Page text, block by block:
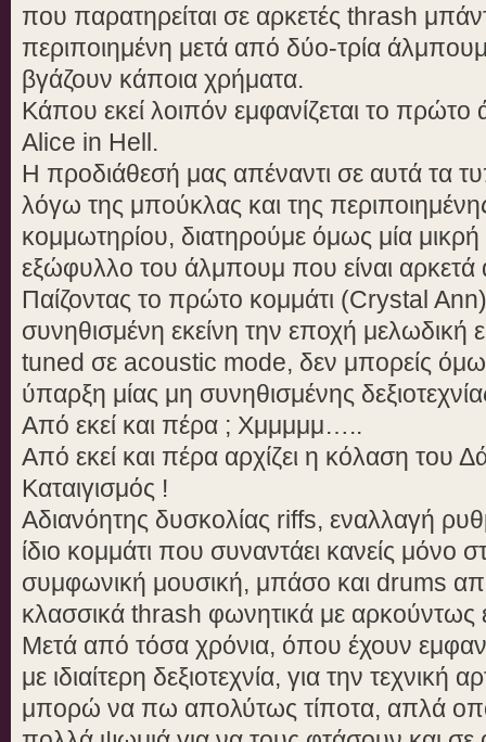
που παρατηρείται σε αρκετές thrash
περιποιημένη μετά από δύο-τρία
βγάζουν κάποια χρήματα.
Κάπου εκεί λοιπόν εμφανίζεται το
Alice in Hell.
Η προδιάθεσή μας απέναντι σε αυτά τα
λόγω της μπούκλας και της
κομμωτηρίου, διατηρούμε όμως μία
εξώφυλλο του άλμπουμ που είναι αρκετά
Παίζοντας το πρώτο κομμάτι (Crystal
συνηθισμένη εκείνη την εποχή μελωδική
tuned σε acoustic mode, δεν μπορείς
ύπαρξη μίας μη συνηθισμένης
Από εκεί και πέρα ; Χμμμμμ…..
Από εκεί και πέρα αρχίζει η κόλαση του
Καταιγισμός !
Αδιανόητης δυσκολίας riffs, εναλλαγή
ίδιο κομμάτι που συναντάει κανείς μόνο
συμφωνική μουσική, μπάσο και drums
κλασσικά thrash φωνητικά με αρκούντως
Μετά από τόσα χρόνια, όπου έχουν
με ιδιαίτερη δεξιοτεχνία, για την
μπορώ να πω απολύτως τίποτα, απλά